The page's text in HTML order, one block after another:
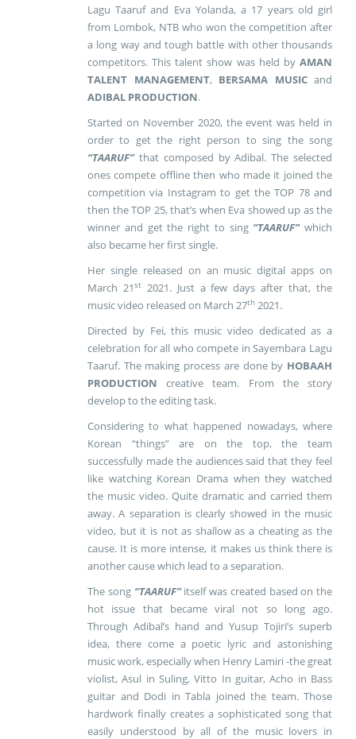
Lagu Taaruf and Eva Yolanda, a 17 years old girl
from Lombok, NTB who won the competition after
a long way and tough battle with other thousands
competitors. This talent show was held by AMAN
TALENT MANAGEMENT, BERSAMA MUSICand
ADIBAL PRODUCTION.
Started on November 2020, the event was held in
order to get the right person to sing the song
“TAARUF”that composed by Adibal. The selected
ones compete offline then who made it joined the
competition via Instagram to get the TOP 78 and
then the TOP 25, that’s when Eva showed up as the
winner and get the right to sing “TAARUF”which
also became her first single.
Her single released on an music digital apps on
March 21st2021. Just a few days after that, the
music video released on March 27th 2021.
Directed by Fei, this music video dedicated as a
celebration for all who compete in Sayembara Lagu
Taaruf. The making process are done by HOBAAH
PRODUCTION creative team. From the story
develop to the editing task.
Considering to what happened nowadays, where
Korean “things” are on the top, the team
successfully made the audiences said that they feel
like watching Korean Drama when they watched
the music video. Quite dramatic and carried them
away. A separation is clearly showed in the music
video, but it is not as shallow as a cheating as the
cause. It is more intense, it makes us think there is
another cause which lead to a separation.
The song “TAARUF”itself was created based on the
hot issue that became viral not so long ago.
Through Adibal’s hand and Yusup Tojiri’s superb
idea, there come a poetic lyric and astonishing
music work, especially when Henry Lamiri -the great
violist, Asul in Suling, Vitto In guitar, Acho in Bass
guitar and Dodi in Tabla joined the team. Those
hardwork finally creates a sophisticated song that
easily understood byall of the music lovers in